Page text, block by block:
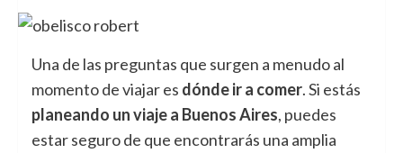
Una de las preguntas que surgen a menudo al
momento de viajar es dónde ir a comer. Si estás
planeando un viaje a Buenos Aires, puedes
estar seguro de que encontrarás una amplia